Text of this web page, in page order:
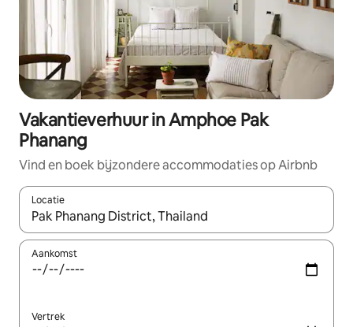
Vakantieverhuur in Amphoe Pak
Phanang
Vind en boek bijzondere accommodaties op Airbnb
Locatie
Wanneer er suggesties beschikbaar zijn, maak je een keuze
Aankomst
Vertrek